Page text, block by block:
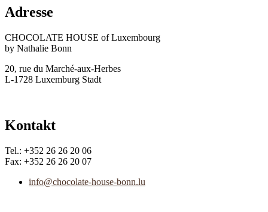
Adresse
CHOCOLATE HOUSE of Luxembourg
by Nathalie Bonn
20, rue du Marché-aux-Herbes
L-1728 Luxemburg Stadt
Kontakt
Tel.: +352 26 26 20 06
Fax: +352 26 26 20 07
info@chocolate-house-bonn.lu